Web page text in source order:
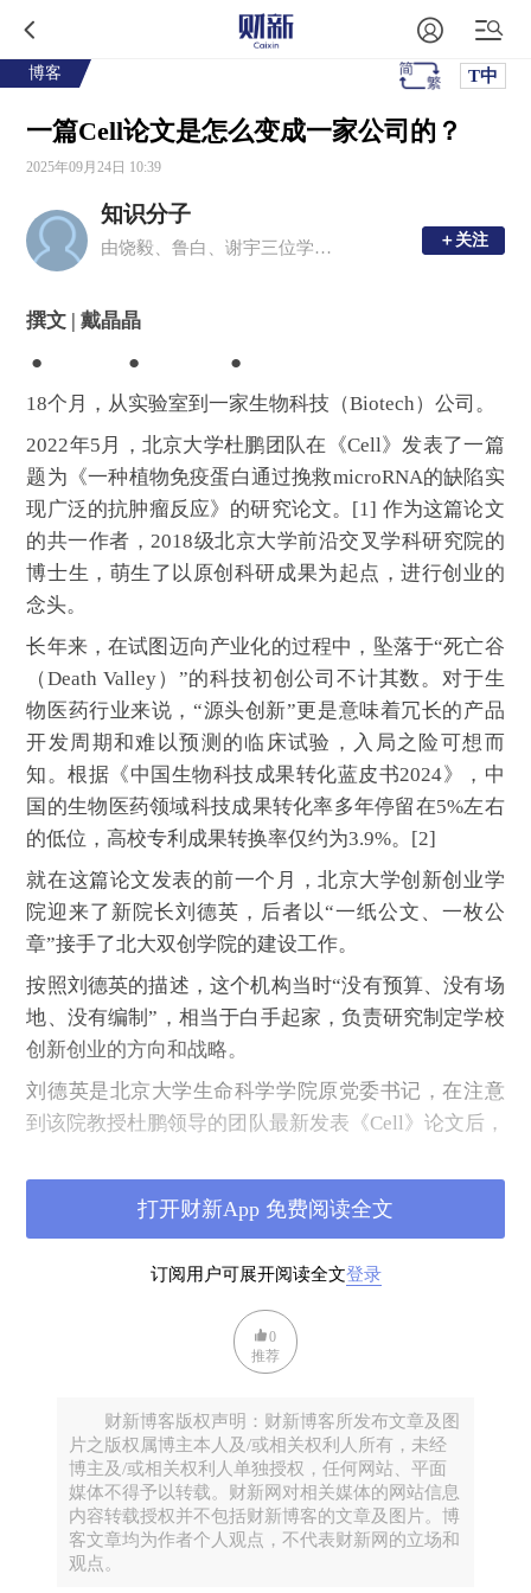
博客 T中
一篇Cell论文是怎么变成一家公司的？
2025年09月24日 10:39
知识分子
由饶毅、鲁白、谢宇三位学者创办的移动新媒体平台，现任主编为周忠和、毛淑德、夏志宏。 ＋关注
＋关注
撰文 | 戴晶晶
● ● ●
18个月，从实验室到一家生物科技（Biotech）公司。
2022年5月，北京大学杜鹏团队在《Cell》发表了一篇
题为《一种植物免疫蛋白通过挽救microRNA的缺陷实
现广泛的抗肿瘤反应》的研究论文。[1] 作为这篇论文
的共一作者，2018级北京大学前沿交叉学科研究院的
博士生，萌生了以原创科研成果为起点，进行创业的
念头。
长年来，在试图迈向产业化的过程中，坠落于“死亡谷
（Death Valley）”的科技初创公司不计其数。对于生
物医药行业来说，“源头创新”更是意味着冗长的产品
开发周期和难以预测的临床试验，入局之险可想而
知。根据《中国生物科技成果转化蓝皮书2024》，中
国的生物医药领域科技成果转化率多年停留在5%左右
的低位，高校专利成果转换率仅约为3.9%。[2]
就在这篇论文发表的前一个月，北京大学创新创业学
院迎来了新院长刘德英，后者以“一纸公文、一枚公
章”接手了北大双创学院的建设工作。
按照刘德英的描述，这个机构当时“没有预算、没有场
地、没有编制”，相当于白手起家，负责研究制定学校
创新创业的方向和战略。
刘德英是北京大学生命科学学院原党委书记，在注意
到该院教授杜鹏领导的团队最新发表《Cell》论文后，
其学生担任创业的主要推动者。
“客观来说，创业是有门槛的。”刘德英回忆说，“学生
的创新不错，刚开始创业有所欠缺，但经过训练，成
以赛促创是刘德英培育潜在科技转化项目的重要途径
之一，起到了验证项目可行性、调改创业方向，打磨
课程和链接社会、产业资源，为创业者提供系统指导
与支持。
2023年，这个年轻的学生团队再次带队参加中国国际
大学生创新大赛，凭借“跨物种肿瘤基因治疗”项目斩
获大赛全国总冠军。
订阅用户可展开阅读全文登录
打开财新App 免费阅读全文
0
推荐
财新博客版权声明：财新博客所发布文章及图
片之版权属博主本人及/或相关权利人所有，未经
博主及/或相关权利人单独授权，任何网站、平面
媒体不得予以转载。财新网对相关媒体的网站信息
内容转载授权并不包括财新博客的文章及图片。博
客文章均为作者个人观点，不代表财新网的立场和
观点。